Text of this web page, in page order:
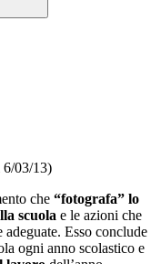
03/13)
che “fotografa” lo
scuola e le azioni che
Esso conclude
ogni anno scolastico e